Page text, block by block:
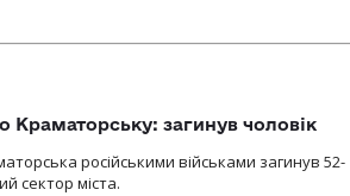
Краматорську: загинув чоловік
російськими військами загинув 52-
сектор міста.